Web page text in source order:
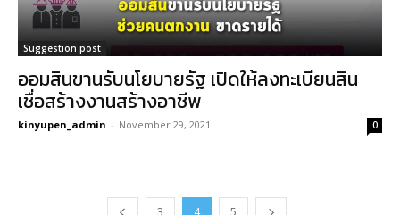
Suggestion post
ออมสินขานรับนโยบายรัฐ เปิดให้ลงทะเบียนสิน
เชื่อสร้างงานสร้างอาชีพ
kinyupen_admin - November 29, 2021 0
3 4 5